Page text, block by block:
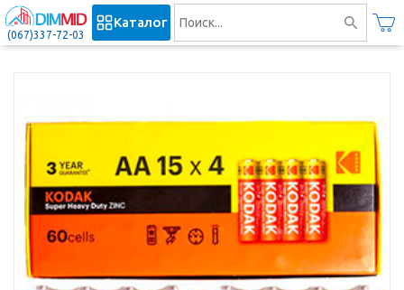
(067)337-72-03
Каталог